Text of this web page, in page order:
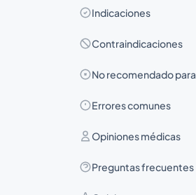
Indicaciones
Contraindicaciones
No recomendado para
Errores comunes
Opiniones médicas
Preguntas frecuentes